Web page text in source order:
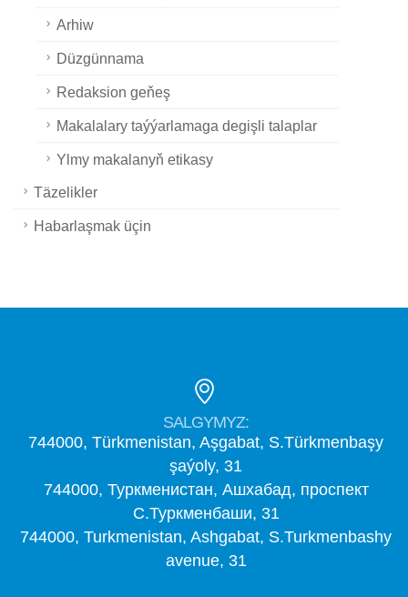
Arhiw
Düzgünnama
Redaksion geňeş
Makalalary taýýarlamaga degişli talaplar
Ylmy makalanyň etikasy
Täzelikler
Habarlaşmak üçin
SALGYMYZ:
744000, Türkmenistan, Aşgabat, S.Türkmenbaşy
şaýoly, 31
744000, Туркменистан, Ашхабад, проспект
С.Туркменбаши, 31
744000, Turkmenistan, Ashgabat, S.Turkmenbashy
avenue, 31